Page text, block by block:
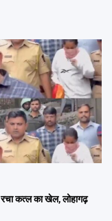
कत्ल का खेल, लोहागढ़